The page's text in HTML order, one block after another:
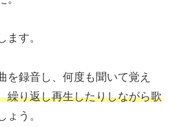
ます。
を録音し、何度も聞いて覚え
繰り返し再生したりしながら歌
ょう。